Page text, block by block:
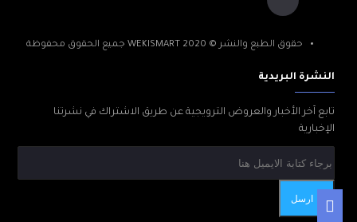
حقوق الطبع والنشر © 2020 WEKISMART جميع الحقوق محفوظة
النشرة البريدية
تابع آخر الأخبار والعروض الترويجية عن طريق الاشتراك في نشرتنا
الإخبارية
ارسل